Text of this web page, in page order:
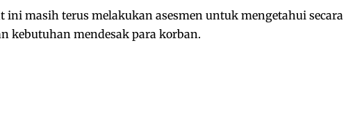
ini masih terus melakukan asesmen untuk mengetahui secara
kebutuhan mendesak para korban.